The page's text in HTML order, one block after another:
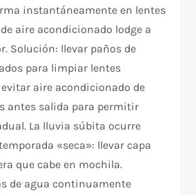
instantáneamente en lentes
aire acondicionado lodge a
Solución: llevar paños de
para limpiar lentes
aire acondicionado de
antes salida para permitir
La lluvia súbita ocurre
«seca»: llevar capa
que cabe en mochila.
de agua continuamente